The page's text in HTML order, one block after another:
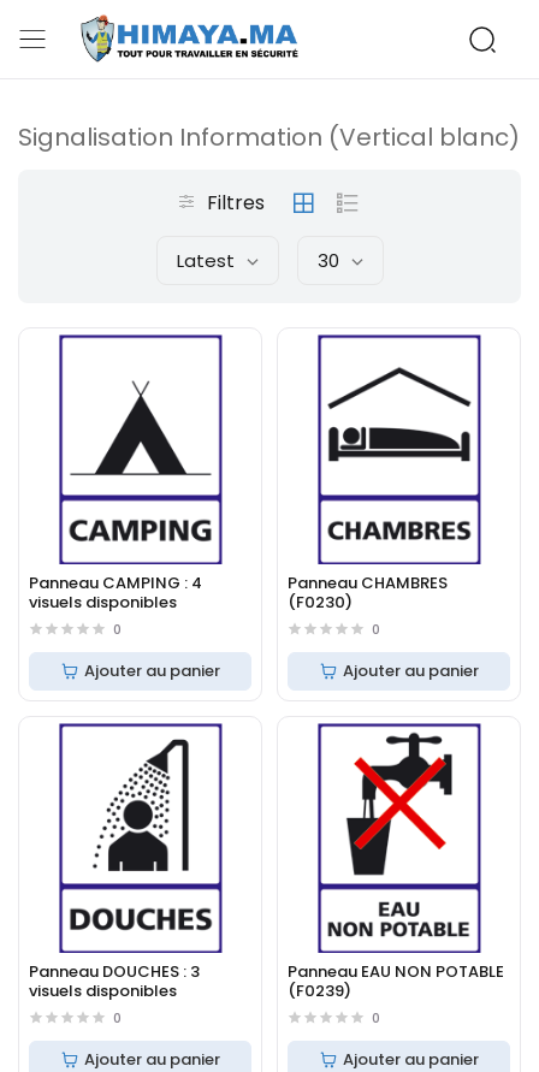
Signalisation Information (Vertical blanc)
Filtres
Latest 30
Panneau CAMPING : 4
visuels disponibles
0
Ajouter au panier
Panneau CHAMBRES
(F0230)
0
Ajouter au panier
Panneau DOUCHES : 3
visuels disponibles
0
Ajouter au panier
Panneau EAU NON POTABLE
(F0239)
0
Ajouter au panier